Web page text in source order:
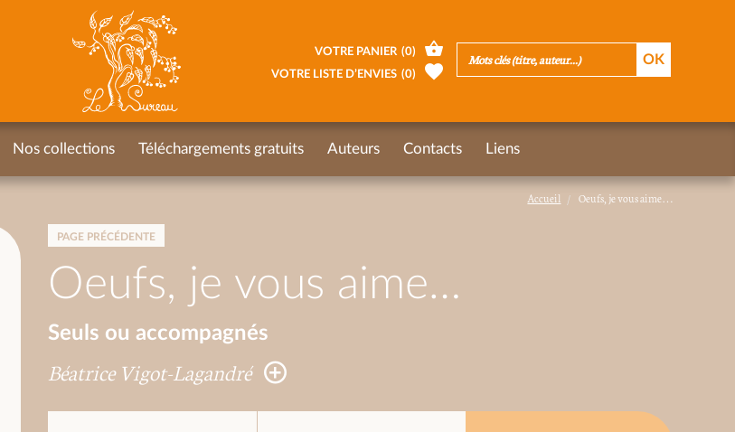
Accueil Oeufs, je vous aime…
PAGE PRÉCÉDENTE
Oeufs, je vous aime…
Seuls ou accompagnés
Béatrice Vigot-Lagandré
VOTRE PANIER (0)
VOTRE LISTE D’ENVIES (0)
Nos collections Téléchargements gratuits Auteurs Contacts Liens